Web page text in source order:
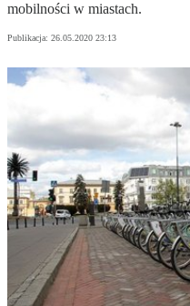
mobilności w miastach.
Publikacja: 26.05.2020 23:13